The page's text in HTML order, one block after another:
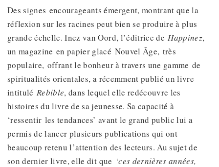
Des signes encourageants émergent, montrant que la
réflexion sur les racines peut bien se produire à plus
grande échelle. Inez van Oord, l’éditrice deHappinez,
un magazine en papier glacé Nouvel Âge, très
populaire, offrant le bonheur à travers une gamme de
spiritualités orientales, a récemment publié un livre
intituléRebible, dans lequel elle redécouvre les
histoires du livre de sa jeunesse. Sa capacité à
‘ressentir les tendances’ avant le grand public lui a
permis de lancer plusieurs publications qui ont
beaucoup retenu l’attention des lecteurs. Au sujet de
son dernier livre, elle dit que ‘ces dernières années,